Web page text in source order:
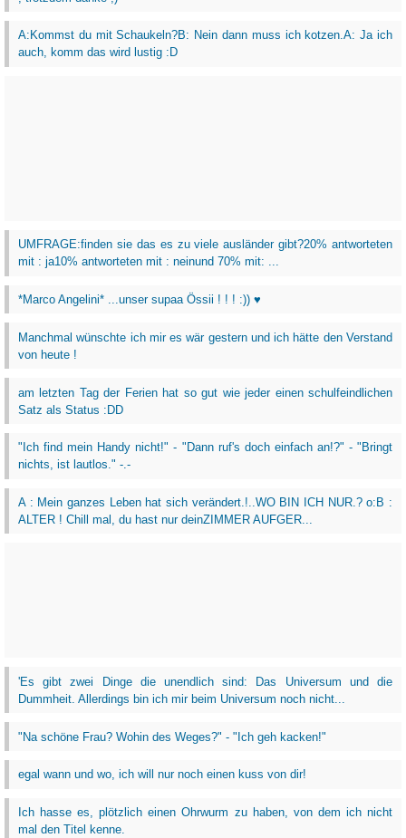
A:Kommst du mit Schaukeln?B: Nein dann muss ich kotzen.A: Ja ich
auch, komm das wird lustig :D
UMFRAGE:finden sie das es zu viele ausländer gibt?20% antworteten
mit : ja10% antworteten mit : neinund 70% mit: ...
*Marco Angelini* ...unser supaa Össii ! ! ! :)) ♥
Manchmal wünschte ich mir es wär gestern und ich hätte den Verstand
von heute !
am letzten Tag der Ferien hat so gut wie jeder einen schulfeindlichen
Satz als Status :DD
"Ich find mein Handy nicht!" - "Dann ruf's doch einfach an!?" - "Bringt
nichts, ist lautlos." -.-
A : Mein ganzes Leben hat sich verändert.!..WO BIN ICH NUR.? o:B :
ALTER ! Chill mal, du hast nur deinZIMMER AUFGER...
'Es gibt zwei Dinge die unendlich sind: Das Universum und die
Dummheit. Allerdings bin ich mir beim Universum noch nicht...
"Na schöne Frau? Wohin des Weges?" - "Ich geh kacken!"
egal wann und wo, ich will nur noch einen kuss von dir!
Ich hasse es, plötzlich einen Ohrwurm zu haben, von dem ich nicht
mal den Titel kenne.